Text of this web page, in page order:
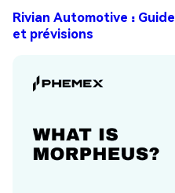
Rivian Automotive :
et prévisions